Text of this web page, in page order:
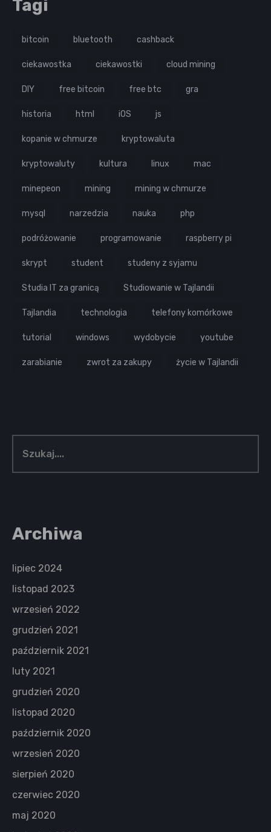
Tagi
bitcoin bluetooth cashback
ciekawostka ciekawostki cloud mining
DIY free bitcoin free btc gra
historia html iOS js
kopanie w chmurze kryptowaluta
kryptowaluty kultura linux mac
minepeon mining mining w chmurze
mysql narzedzia nauka php
podróżowanie programowanie raspberry pi
skrypt student studeny z syjamu
Studia IT za granicą Studiowanie w Tajlandii
Tajlandia technologia telefony komórkowe
tutorial windows wydobycie youtube
zarabianie zwrot za zakupy życie w Tajlandii
Archiwa
lipiec 2024
listopad 2023
wrzesień 2022
grudzień 2021
październik 2021
luty 2021
grudzień 2020
listopad 2020
październik 2020
wrzesień 2020
sierpień 2020
czerwiec 2020
maj 2020